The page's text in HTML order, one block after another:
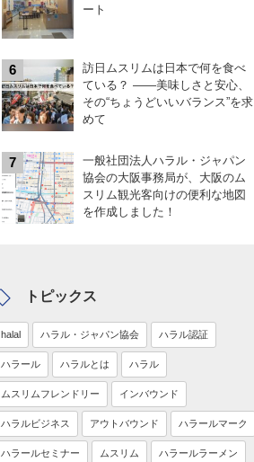
ート
6
訪日ムスリムは日本で何を食べ
ている？ ――美味しさと安心、
その“ちょうどいいバランス”を求
めて
7
一般社団法人ハラル・ジャパン
協会の大阪事務局が、大阪のム
スリム観光客向けの便利な地図
を作成しました！
トピックス
halal ハラル・ジャパン協会 ハラル認証
ハラール ハラルとは ハラル
ムスリムフレンドリー インバウンド
ハラルビジネス アウトバウンド ハラールマーク
ハラールセミナー ムスリム ハラールラーメン